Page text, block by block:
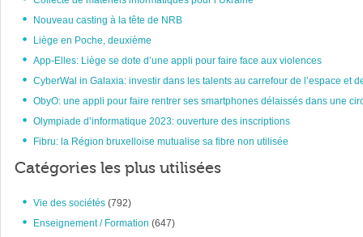
Nouveau casting à la tête de NRB
Liège en Poche, deuxième
App-Elles: Liège se dote d’une appli pour faire face aux violences
CyberWal in Galaxia: investir dans les talents au carrefour de l’espace et
ObyO: une appli pour faire rentrer ses smartphones délaissés dans une
Olympiade d’informatique 2023: ouverture des inscriptions
Fibru: la Région bruxelloise mutualise sa fibre non utilisée
Catégories les plus utilisées
Vie des sociétés (792)
Enseignement / Formation (647)